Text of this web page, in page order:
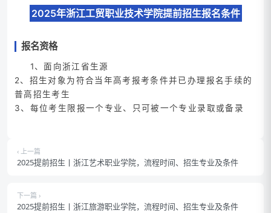
2025年浙江工贸职业技术学院提前招生报名条件
报名资格
1、面向浙江省生源
2、招生对象为符合当年高考报考条件并已办理报名手续的
普高招生考生
3、每位考生限报一个专业、只可被一个专业录取或备录
‹ 上一篇
2025提前招生丨浙江艺术职业学院，流程时间、招生专业及条件
下一篇 ›
2025提前招生丨浙江旅游职业学院，流程时间、招生专业及条件